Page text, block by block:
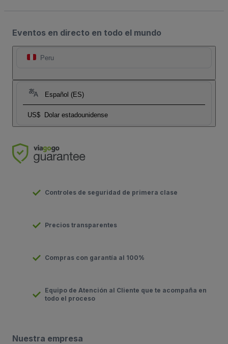
Eventos en directo en todo el mundo
Peru
Español (ES)
US$ Dolar estadounidense
Controles de seguridad de primera clase
Precios transparentes
Compras con garantía al 100%
Equipo de Atención al Cliente que te acompaña en
todo el proceso
Nuestra empresa